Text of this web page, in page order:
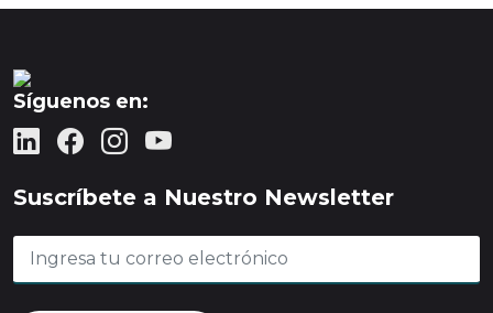
Síguenos en:
Suscríbete a Nuestro Newsletter